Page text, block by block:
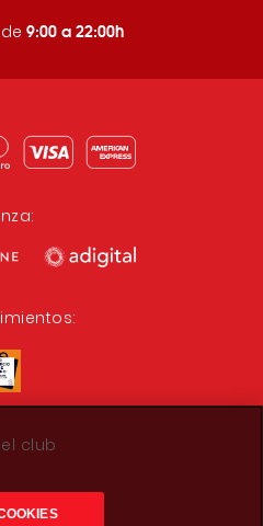
AINSA
15
Cruz 29
CANFRANC
SALLENT DE
8
9:00 a 22:00h
club